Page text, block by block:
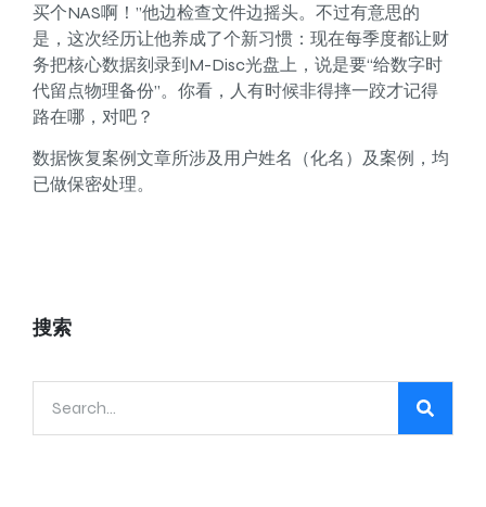
买个NAS啊！”他边检查文件边摇头。不过有意思的
是，这次经历让他养成了个新习惯：现在每季度都让财
务把核心数据刻录到M-Disc光盘上，说是要“给数字时
代留点物理备份”。你看，人有时候非得摔一跤才记得
路在哪，对吧？
数据恢复案例文章所涉及用户姓名（化名）及案例，均
已做保密处理。
搜索